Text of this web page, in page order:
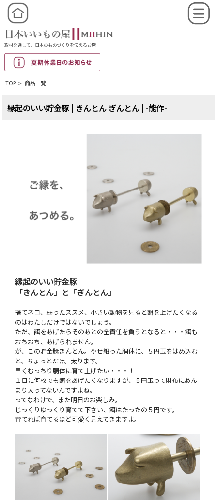
取材を通して、日本のものづくりを伝えるお店
TOP > 商品一覧
縁起のいい貯金豚 | きんとん ぎんとん | -能作-
縁起のいい貯金豚
「きんとん」と「ぎんとん」
捨てネコ、弱ったスズメ、小さい動物を見ると餌を上げたくなる
のはわたしだけではないでしょう。
ただ、餌をあげたらそのあとの全責任を負うとなると・・・餌も
おちおち、あげられません。
が、この貯金豚きんとん。やせ細った胴体に、５円玉をはめ込む
と、ちょっとだけ。太ります。
早くむっちり胴体に育て上げたい・・・！
１日に何枚でも餌をあげたくなりますが、５円玉って財布にあん
まり入ってないんですよね。
ってなわけで、また明日のお楽しみ。
じっくりゆっくり育てて下さい、餌はたったの５円です。
育てれば育てるほど可愛く見えてきますよ。